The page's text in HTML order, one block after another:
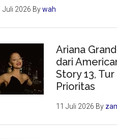
Juli 2026 Bywah
Ariana
dari
Story 13, Tur
Prioritas
11 Juli 2026 By